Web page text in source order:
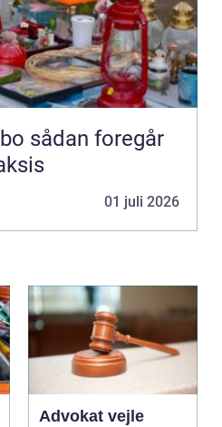
01 juli 2026
Advokat vejle